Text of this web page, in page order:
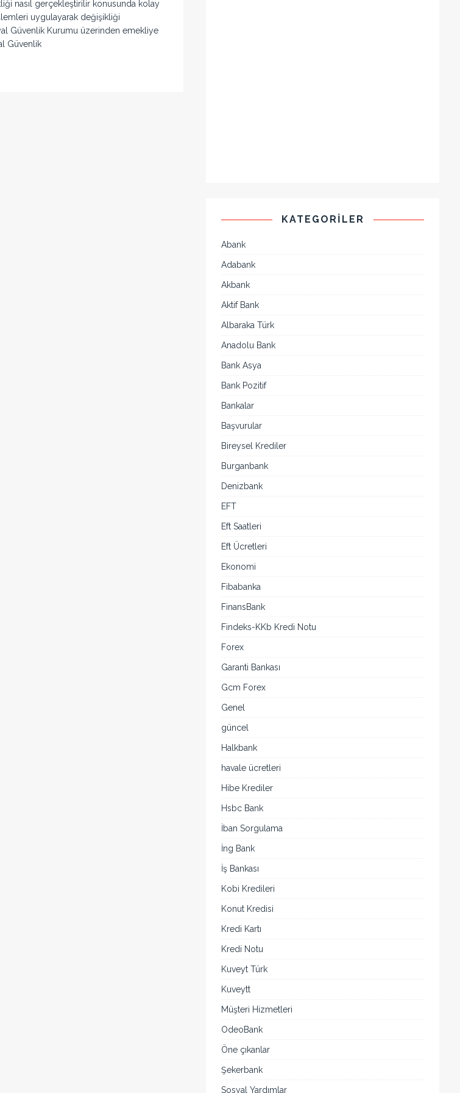
nasıl gerçekleştirilir konusunda kolay
uygulayarak değişikliği
Güvenlik Kurumu üzerinden emekliye
Güvenlik
KATEGORILER
Abank
Adabank
Akbank
Aktif Bank
Albaraka Türk
Anadolu Bank
Bank Asya
Bank Pozitif
Bankalar
Başvurular
Bireysel Krediler
Burganbank
Denizbank
EFT
Eft Saatleri
Eft Ücretleri
Ekonomi
Fibabanka
FinansBank
Findeks-KKb Kredi Notu
Forex
Garanti Bankası
Gcm Forex
Genel
güncel
Halkbank
havale ücretleri
Hibe Krediler
Hsbc Bank
İban Sorgulama
İng Bank
İş Bankası
Kobi Kredileri
Konut Kredisi
Kredi Kartı
Kredi Notu
Kuveyt Türk
Kuveytt
Müşteri Hizmetleri
OdeoBank
Öne çıkanlar
Şekerbank
Sosyal Yardımlar